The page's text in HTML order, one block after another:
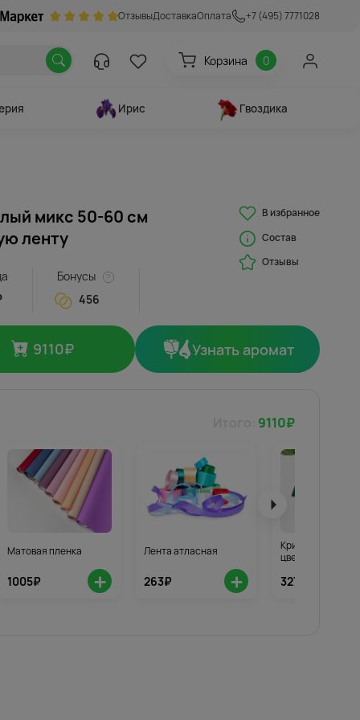
ОтзывыДоставкаОплата +7 (495) 7771028
Корзина 0
Ирис Гвоздика
микс 50-60 см
ленту
Бонусы
456
В избранное
Состав
Отзывы
9110₽ Узнать аромат
9110₽
Матовая пленка
1005₽ +
Лента атласная
263₽ +
Кризал для
цветов 3шт.
327₽